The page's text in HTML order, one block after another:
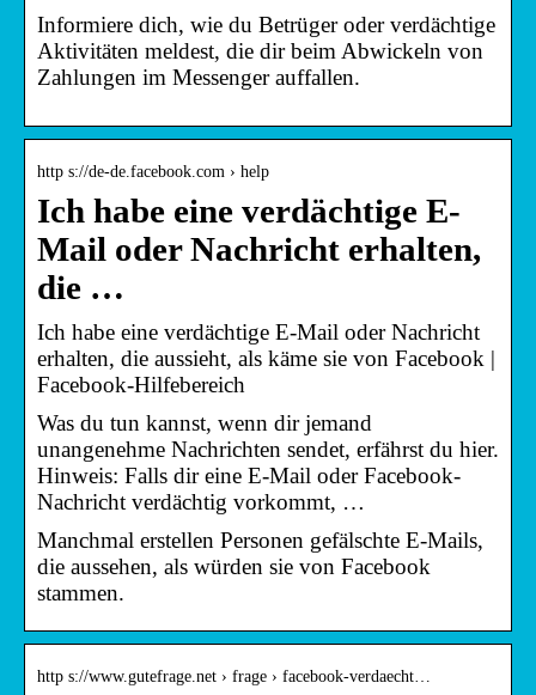
Informiere dich, wie du Betrüger oder verdächtige
Aktivitäten meldest, die dir beim Abwickeln von
Zahlungen im Messenger auffallen.
http s://de-de.facebook.com › help
Ich habe eine verdächtige E-
Mail oder Nachricht erhalten,
die …
Ich habe eine verdächtige E-Mail oder Nachricht
erhalten, die aussieht, als käme sie von Facebook |
Facebook-Hilfebereich
Was du tun kannst, wenn dir jemand
unangenehme Nachrichten sendet, erfährst du hier.
Hinweis: Falls dir eine E-Mail oder Facebook-
Nachricht verdächtig vorkommt, …
Manchmal erstellen Personen gefälschte E-Mails,
die aussehen, als würden sie von Facebook
stammen.
http s://www.gutefrage.net › frage › facebook-verdaecht…